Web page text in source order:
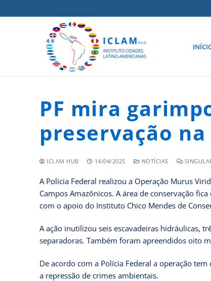
PF mira
preservação
ICLAM HUB 14/04/2025 NOTÍCIAS
A Polícia Federal realizou a Operação Murus
Campos Amazônicos. A área de conservação
com o apoio do Instituto Chico Mendes de
A ação inutilizou seis escavadeiras hidráulicas,
separadoras. Também foram apreendidos oito
De acordo com a Polícia Federal a operação
a repressão de crimes ambientais.